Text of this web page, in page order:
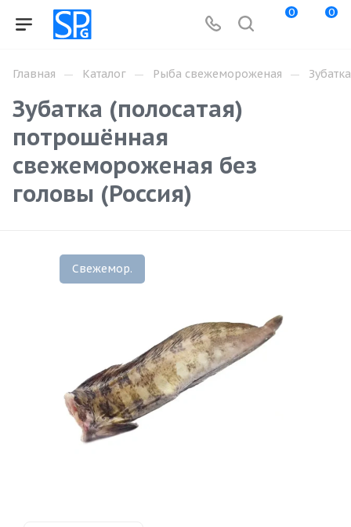
0 0
Главная — Каталог — Рыба свежемороженая — Зубатка
Зубатка (полосатая)
потрошённая
свежемороженая без
головы (Россия)
Свежемор.